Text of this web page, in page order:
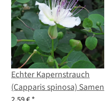
Echter Kapernstrauch
(Capparis spinosa) Samen